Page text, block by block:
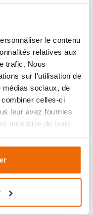
le contenu
relatives aux
trafic. Nous
sur l'utilisation de
médias sociaux, de
celles-ci
leur avez fournies
utilisation de leurs
les éléments en
crée un
le poêle non
esthétiquement
Xtra propose en
automatique de
sans
garantit
Xtra de la marque
moderne et
ambiance